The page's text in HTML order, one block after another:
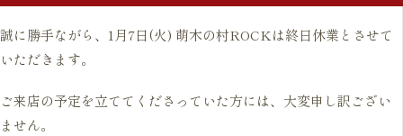
誠に勝手ながら、1月7日(火) 萌木の村ROCKは終日休業とさせて
いただきます。
ご来店の予定を立ててくださっていた方には、大変申し訳ござい
ません。